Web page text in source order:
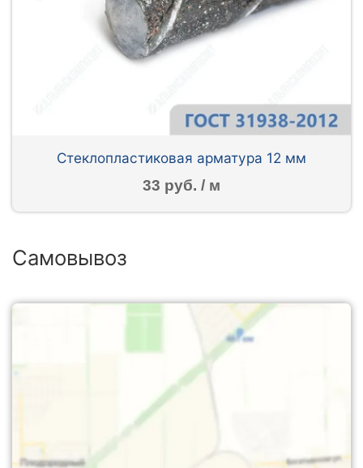
Стеклопластиковая арматура 12 мм
33 руб. / м
Самовывоз